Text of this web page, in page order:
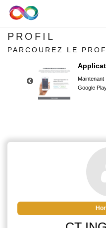
PROFIL
PARCOUREZ LE
Google
Google